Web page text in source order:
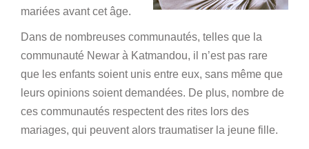
mariées avant cet âge.
Dans de nombreuses communautés, telles que la
communauté Newar à Katmandou, il n’est pas rare
que les enfants soient unis entre eux, sans même que
leurs opinions soient demandées. De plus, nombre de
ces communautés respectent des rites lors des
mariages, qui peuvent alors traumatiser la jeune fille.